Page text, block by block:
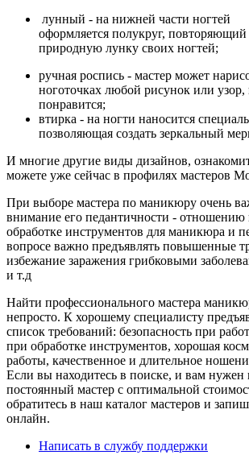
лунный - на нижней части ногтей
оформляется полукруг,
природную лунку своих ногтей;
ручная роспись - мастер может
ноготочках любой рисунок или
понравится;
втирка - на ногти наносится
позволяющая создать зеркальный
И многие другие виды дизайнов,
можете уже сейчас в профилях мастеров
При выборе мастера по маникюру очень
внимание его педантичности - отношению
обработке инструментов для маникюра и
вопросе важно предъявлять повышенные
избежание заражения грибковыми
и т.д
Найти профессионального мастера
непросто. К хорошему специалисту
список требований: безопасность при
при обработке инструментов, хорошая
работы, качественное и длительное
Если вы находитесь в поиске, и вам нужен
постоянный мастер с оптимальной
обратитесь в наш каталог мастеров и
онлайн.
Написать в службу поддержки